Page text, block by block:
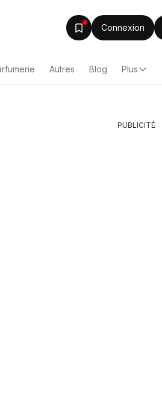
Connexion
Autres Blog Plus
PUBLICITÉ